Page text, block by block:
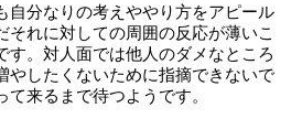
自分なりの考えややり方をアピール
それに対しての周囲の反応が薄いこ
す。対人面では他人のダメなところ
やしたくないために指摘できないで
て来るまで待つようです。